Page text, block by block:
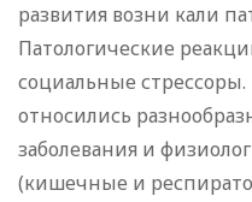
развития возни кали
Патологические
социальные
относились
заболевания и
(кишечные и